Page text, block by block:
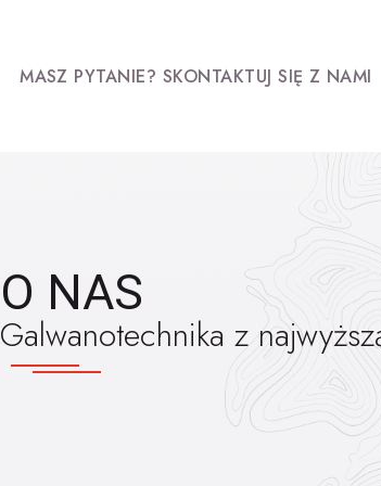
MASZ PYTANIE? SKONTAKTUJ SIĘ Z NAMI
O NAS
Galwanotechnika z